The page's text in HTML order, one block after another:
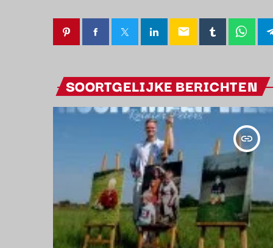
email
SOORTGELIJKE BERICHTEN
insert_link